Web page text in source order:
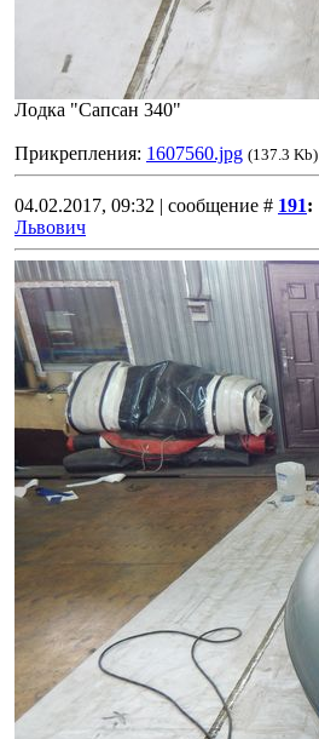
Лодка "Сапсан 340"
Прикрепления: 1607560.jpg (137.3 Kb)
04.02.2017, 09:32 | сообщение # 191:
Львович